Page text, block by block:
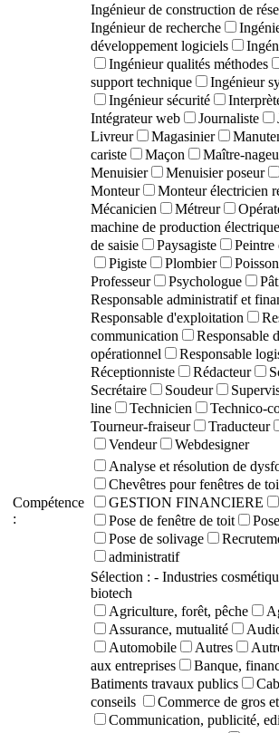
Ingénieur de construction de
Ingénieur de recherche
développement logiciels
Ingénieur qualités méthodes
support technique
Ingénieur
Ingénieur sécurité
Intégrateur web
Journaliste
Livreur
Magasinier
cariste
Maçon
Maître-
Menuisier
Menuisier poseur
Monteur
Monteur électricien
Mécanicien
Métreur
machine de production électrique
de saisie
Paysagiste
Peintre
Pigiste
Plombier
Professeur
Psychologue
Responsable administratif et
Responsable d'exploitation
communication
Responsable
opérationnel
Responsable
Réceptionniste
Rédacteur
Secrétaire
Soudeur
line
Technicien
Technico-
Tourneur-fraiseur
Traducteur
Vendeur
Webdesigner
Compétence
:
Analyse et résolution de
Chevêtres pour fenêtres de
GESTION FINANCIERE
Pose de fenêtre de toit
Pose de solivage
administratif
Sélection : - Industries
biotech
Agriculture, forêt, pêche
Assurance, mutualité
Automobile
Autres
aux entreprises
Banque,
Batiments travaux publics
conseils
Commerce de gros
Communication, publicité,